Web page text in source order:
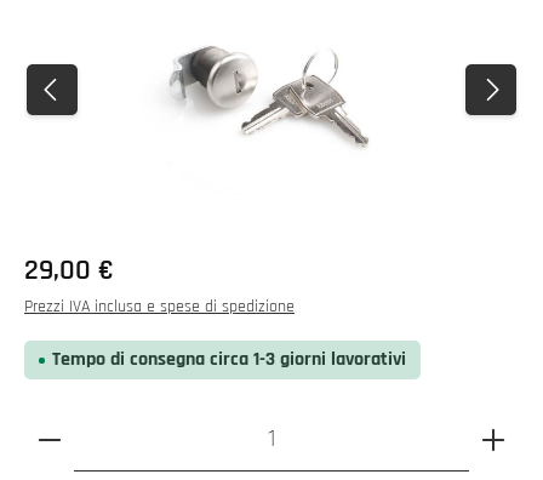
Prezzo normale:
29,00 €
Prezzi IVA inclusa e spese di spedizione
Tempo di consegna circa 1-3 giorni lavorativi
Quantità del prodotto: inserire il valore desiderato o